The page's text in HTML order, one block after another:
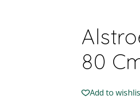
80
Add to